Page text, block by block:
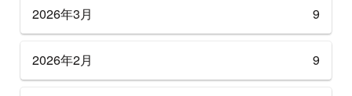
2026年3月 9
2026年2月 9